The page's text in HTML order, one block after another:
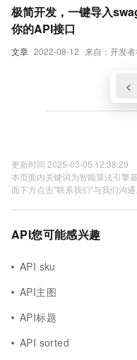
文章 2022-08-12 来自：开发
极简开发，一键导入
你的API接口
<
更新时间 2025-03-05 12:38:29
本页面内关键词为智能算法引擎
面下方点击"联系我们"与我们沟通
API您可能感兴趣
API sku
API主图
API标题
API sorted